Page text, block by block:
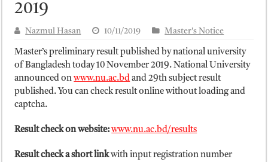
www dpe gov bd result 2026 pdf
www dpe gov bd result 2026 pdf download
আলিম পরীক্ষার রেজাল্ট ২০২৫ – Bmeb ALIM Result
ময়মনসিংহ বোর্ড এইচএসসি রেজাল্ট ২০২৫ – HSC Result 2025 Mymensingh
দিনাজপুর বোর্ড এইচএসসি রেজাল্ট ২০২৫ – HSC Result 2025 Dinajpur Board
2019
Nazmul Hasan 10/11/2019 Master's Notice
Master’s preliminary result published by national university
of Bangladesh today 10 November 2019. National University
announced onwww.nu.ac.bd and 29th subject result
published. You can check result online without loading and
captcha.
Result check on website: www.nu.ac.bd/results
Result check a short linkwith input registration number